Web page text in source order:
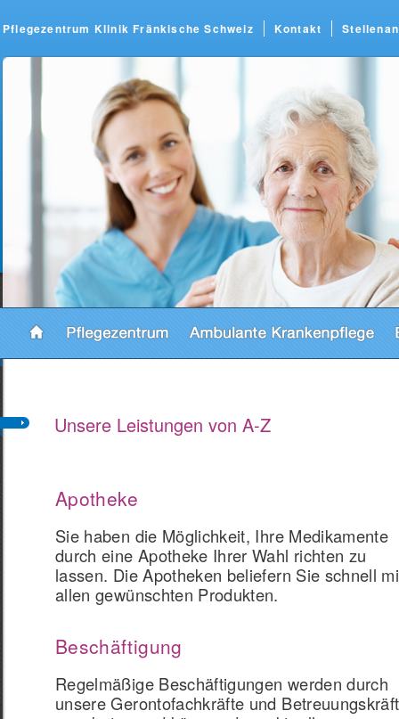
Pflegezentrum Klinik Fränkische Schweiz Kontakt
Unsere Leistungen von A-Z
Apotheke
Sie haben die Möglichkeit, Ihre Medikamente
durch eine Apotheke Ihrer Wahl richten zu
lassen. Die Apotheken beliefern Sie schnell
allen gewünschten Produkten.
Beschäftigung
Regelmäßige Beschäftigungen werden durch
unsere Gerontofachkräfte und